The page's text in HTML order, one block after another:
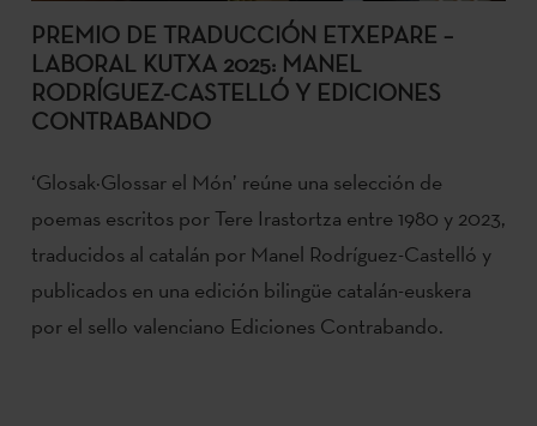
PREMIO DE TRADUCCIÓN ETXEPARE –
LABORAL KUTXA 2025: MANEL
RODRÍGUEZ-CASTELLÓ Y EDICIONES
CONTRABANDO
‘Glosak·Glossar el Món’ reúne una selección de
poemas escritos por Tere Irastortza entre 1980 y 2023,
traducidos al catalán por Manel Rodríguez-Castelló y
publicados en una edición bilingüe catalán-euskera
por el sello valenciano Ediciones Contrabando.